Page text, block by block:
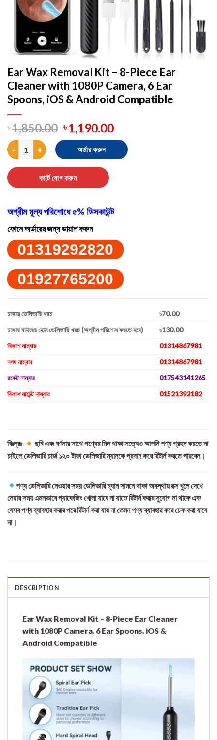
Ear Wax Removal Kit – 8-Piece Ear
Cleaner with 1080P Camera, 6 Ear
Spoons, iOS & Android Compatible
৳1,850.00 ৳ 1,190.00
Ear Wax Removal Kit – 8-Piece Ear Cleaner with 1080P
অর্ডার করুন
কার্টে যোগ করুন
অগ্রীম মূল্য পরিশোধে ৫% ডিসকাউন্ট
ফোনে অর্ডারের জন্য ডায়াল করুন
01319292820
01927765200
ঢাকায় ডেলিভারি খরচ
৳70.00
ঢাকার বাইরের হোম ডেলিভারি খরচ (অগ্রীম পরিশোধ করতে হবে)
৳130.00
বিকাশ নাম্বার
01314867981
নগদ নাম্বার
01314867981
রকেট নাম্বার
017543141265
বিকাশ মার্চেন্ট নাম্বার
01521392182
বিঃদ্রঃ-
ছবি এবং বর্ণনার সাথে পণ্যের মিল থাকা সত্যেও আপনি পণ্য গ্রহন করতে না
চাইলে ডেলিভারি চার্জ ১২০ টাকা ডেলিভারি ম্যানকে প্রদান করে রিটার্ন করতে পারবেন।
পণ্য ডেলিভারি নেওয়ার সময় ডেলিভারি ম্যান সামনে থাকা অবস্থায় বক্স খুলে দেখে
নেয়ার সময় এমনভাবে প্যাকেজিং খোলা যাবে না যাতে রিটার্ন করার সুযোগ না থাকে এবং
যেসব পণ্য ব্যাবহার করার পরে রিটার্ন করা যায় না তেমন পণ্য ব্যাবহার করে চেক করা যাবে
না।
DESCRIPTION
Ear Wax Removal Kit – 8-Piece Ear Cleaner
with 1080P Camera, 6 Ear Spoons, iOS &
Android Compatible